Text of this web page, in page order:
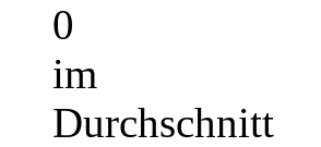
0
im
Durchschnitt